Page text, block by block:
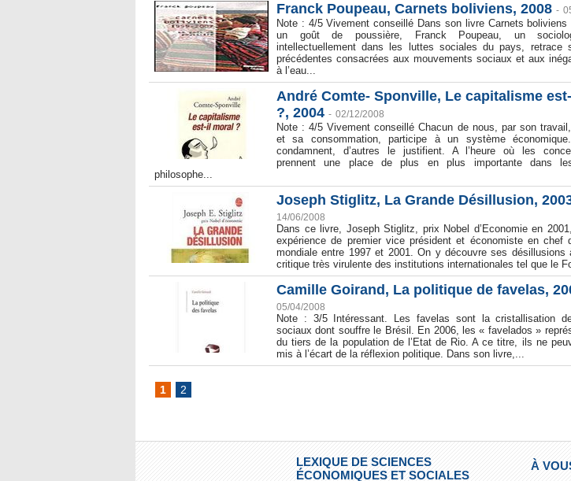
Franck Poupeau, Carnets boliviens, 2008 -
Note : 4/5 Vivement conseillé Dans son livre Carnets boliviens
un goût de poussière, Franck Poupeau, un
intellectuellement dans les luttes sociales du pays, retrace
précédentes consacrées aux mouvements sociaux et aux
à l’eau...
André Comte- Sponville, Le capitalisme
?, 2004 - 02/12/2008
Note : 4/5 Vivement conseillé Chacun de nous, par son
et sa consommation, participe à un système
condamnent, d’autres le justifient. A l’heure où les
prennent une place de plus en plus importante dans
philosophe...
Joseph Stiglitz, La Grande Désillusion,
14/06/2008
Dans ce livre, Joseph Stiglitz, prix Nobel d’Economie en
expérience de premier vice président et économiste en chef
mondiale entre 1997 et 2001. On y découvre ses désillusions
critique très virulente des institutions internationales tel que le
Camille Goirand, La politique de favelas,
05/04/2008
Note : 3/5 Intéressant. Les favelas sont la cristallisation
sociaux dont souffre le Brésil. En 2006, les « favelados »
du tiers de la population de l’Etat de Rio. A ce titre, ils ne
mis à l’écart de la réflexion politique. Dans son livre,...
1 2
LEXIQUE DE SCIENCES
ÉCONOMIQUES ET SOCIALES
À